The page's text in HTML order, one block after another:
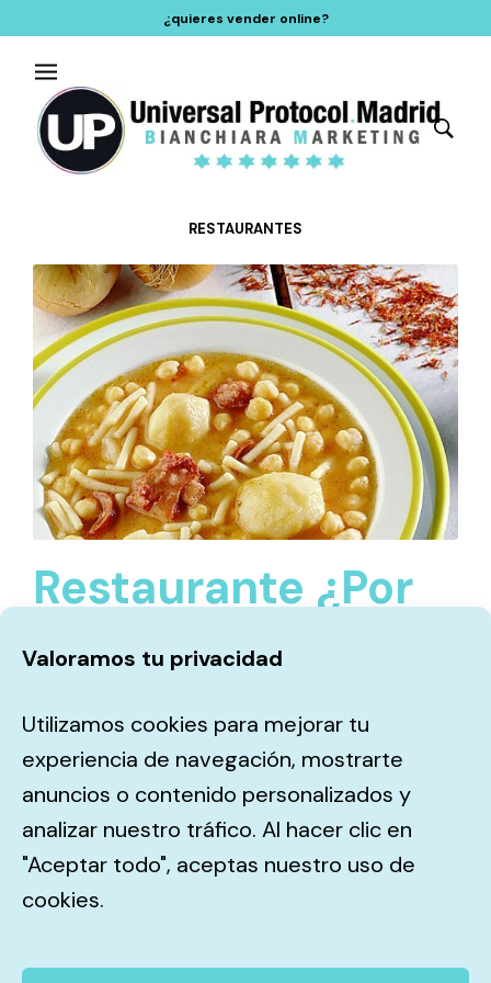
Valoramos tu privacidad
Utilizamos cookies para mejorar tu
experiencia de navegación, mostrarte
anuncios o contenido personalizados y
analizar nuestro tráfico. Al hacer clic en
"Aceptar todo", aceptas nuestro uso de
cookies.
¿quieres vender online?
RESTAURANTES
Restaurante ¿Por
qué tus mesas no
llenas?
06/02/2026